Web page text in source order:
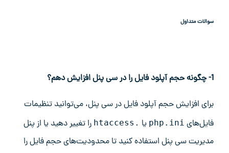
سوالات متداول
1- چگونه حجم آپلود فایل را در سی پنل افزایش دهم؟
برای افزایش حجم آپلود فایل در سی پنل، می‌توانید تنظیمات
فایل‌های php.ini یا .htaccess
را تغییر دهید یا از پنل
مدیریت سی پنل استفاده کنید تا محدودیت‌های حجم فایل را